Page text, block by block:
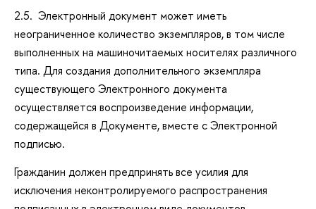
2.5. Электронный документ может иметь
неограниченное количество экземпляров, в том числе
выполненных на машиночитаемых носителях различного
типа. Для создания дополнительного экземпляра
существующего Электронного документа
осуществляется воспроизведение информации,
содержащейся в Документе, вместе с Электронной
подписью.
Гражданин должен предпринять все усилия для
исключения неконтролируемого распространения